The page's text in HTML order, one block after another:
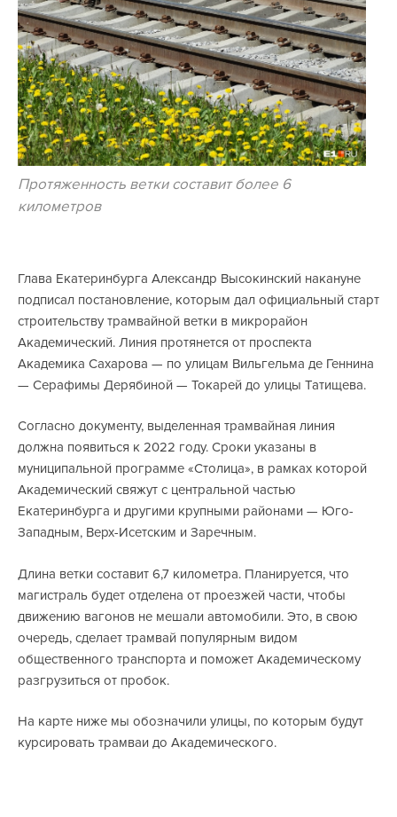
Протяженность ветки составит более 6
километров
Глава Екатеринбурга Александр Высокинский накануне
подписал постановление, которым дал официальный старт
строительству трамвайной ветки в микрорайон
Академический. Линия протянется от проспекта
Академика Сахарова — по улицам Вильгельма де Геннина
— Серафимы Дерябиной — Токарей до улицы Татищева.
Согласно документу, выделенная трамвайная линия
должна появиться к 2022 году. Сроки указаны в
муниципальной программе «Столица», в рамках которой
Академический свяжут с центральной частью
Екатеринбурга и другими крупными районами — Юго-
Западным, Верх-Исетским и Заречным.
Длина ветки составит 6,7 километра. Планируется, что
магистраль будет отделена от проезжей части, чтобы
движению вагонов не мешали автомобили. Это, в свою
очередь, сделает трамвай популярным видом
общественного транспорта и поможет Академическому
разгрузиться от пробок.
На карте ниже мы обозначили улицы, по которым будут
курсировать трамваи до Академического.